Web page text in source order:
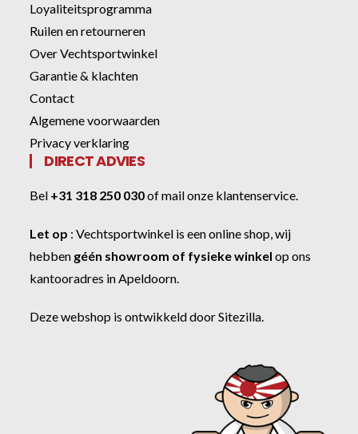
Loyaliteitsprogramma
Ruilen en retourneren
Over Vechtsportwinkel
Garantie & klachten
Contact
Algemene voorwaarden
Privacy verklaring
DIRECT ADVIES
Bel +31 318 250 030ofmail onze klantenservice
Let op :Vechtsportwinkel is een online shop, wij
hebben géén showroom of fysieke winkel op ons
kantooradres in Apeldoorn.
Deze webshop is ontwikkeld doorSitezilla